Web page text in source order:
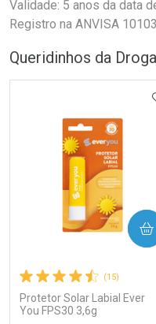
Validade: 5 anos da data
Registro na ANVISA
Queridinhos da
(15)
Protetor Solar Labial Ever
You FPS30 3,6g
COMPRAR